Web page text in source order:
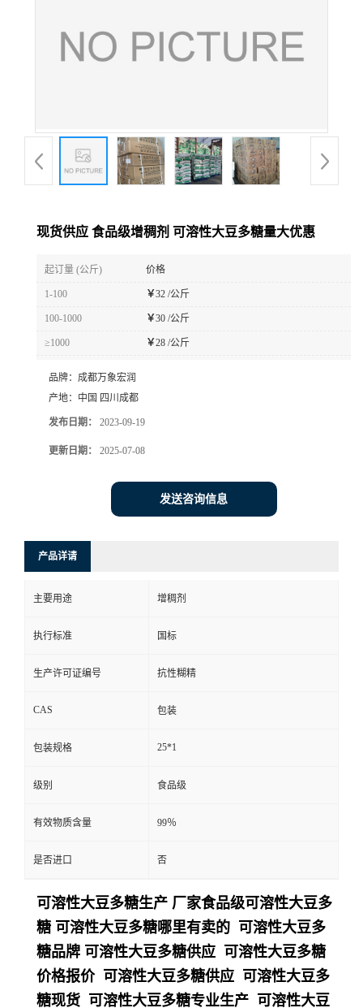
现货供应 食品级增稠剂 可溶性大豆多糖量大优惠
起订量 (公斤) 价格
1-100 ￥32 /公斤
100-1000 ￥30 /公斤
≥1000 ￥28 /公斤
品牌： 成都万象宏润
产地： 中国 四川成都
发布日期： 2023-09-19
更新日期： 2025-07-08
发送咨询信息
产品详请
主要用途 增稠剂
执行标准 国标
生产许可证编号 抗性糊精
CAS 包装
包装规格 25*1
级别 食品级
有效物质含量 99％
是否进口 否
可溶性大豆多糖生产 厂家食品级可溶性大豆多
糖 可溶性大豆多糖哪里有卖的 可溶性大豆多
糖品牌 可溶性大豆多糖供应 可溶性大豆多糖
价格报价 可溶性大豆多糖供应 可溶性大豆多
糖现货 可溶性大豆多糖专业生产 可溶性大豆